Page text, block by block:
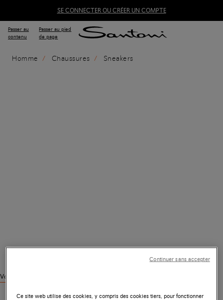
SE CONNECTER OU CRÉER UN COMPTE
Passer au
contenu
Passer au pied
de page
Homme Chaussures Sneakers
Voir des produits similaires
Ce site web utilise des cookies, y compris des cookies tiers, pour fonctionner
Continuer sans accepter